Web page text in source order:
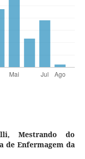
Mestrando do
de Enfermagem da